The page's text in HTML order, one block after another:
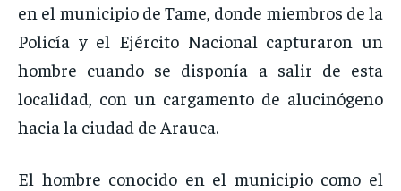
INSTITUCIONAL
PUATE CON NOSOTROS
INSTITUCIONAL
PUATE CON NOSOTROS
INSTITUCIONAL
PUATE CON NOSOTROS
INSTITUCIONAL
PUATE CON NOSOTROS
en el municipio de Tame, donde miembros de la
Policía y el Ejército Nacional capturaron un
hombre cuando se disponía a salir de esta
localidad, con un cargamento de alucinógeno
hacia la ciudad de Arauca.
El hombre conocido en el municipio como el